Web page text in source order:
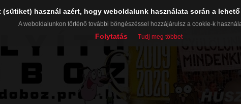
(sütiket) használ azért, hogy weboldalunk használata során a
A weboldalunkon történő további böngészéssel hozzájárulsz a cookie-k
Folytatás Tudj meg többet